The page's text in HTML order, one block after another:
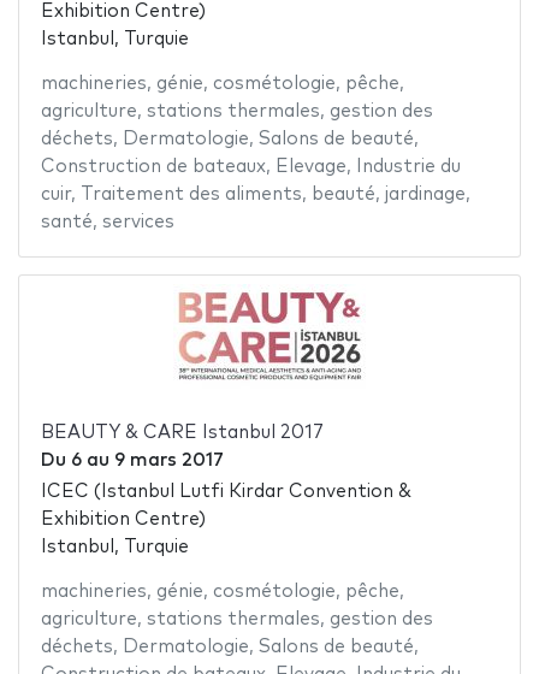
Exhibition Centre)
Istanbul, Turquie
machineries, génie, cosmétologie, pêche,
agriculture, stations thermales, gestion des
déchets, Dermatologie, Salons de beauté,
Construction de bateaux, Elevage,
Industrie du
cuir, Traitement des aliments, beauté, jardinage,
santé, services
BEAUTY & CARE Istanbul 2017
Du 6au 9 mars 2017
ICEC (Istanbul Lutfi Kirdar Convention &
Exhibition Centre)
Istanbul, Turquie
machineries, génie, cosmétologie, pêche,
agriculture, stations thermales, gestion des
déchets, Dermatologie, Salons de beauté,